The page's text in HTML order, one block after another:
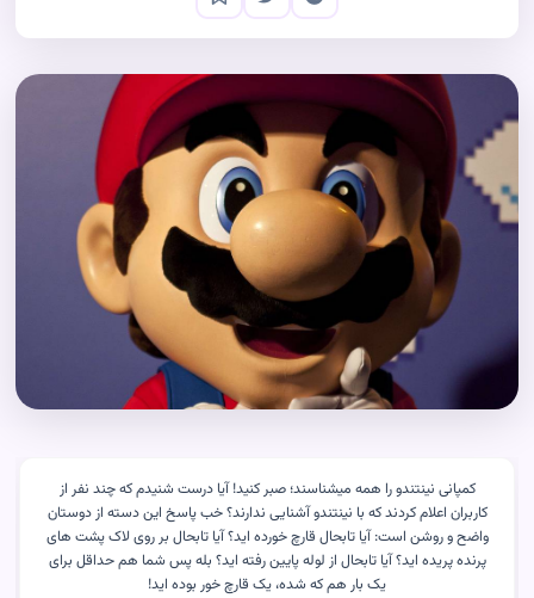
کمپانی نینتندو را همه میشناسند؛ صبر کنید! آیا درست شنیدم که چند نفر از
کاربران اعلام کردند که با نینتندو آشنایی ندارند؟ خب پاسخ این دسته از دوستان
واضح و روشن است: آیا تابحال قارچ خورده اید؟ آیا تابحال بر روی لاک پشت های
پرنده پریده اید؟ آیا تابحال از لوله پایین رفته اید؟ بله پس شما هم حداقل برای
یک بار هم که شده، یک قارچ خور بوده اید!